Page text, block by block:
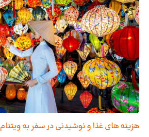
هزینه‌ های غذا و نوشیدنی در سفر به ویتنام